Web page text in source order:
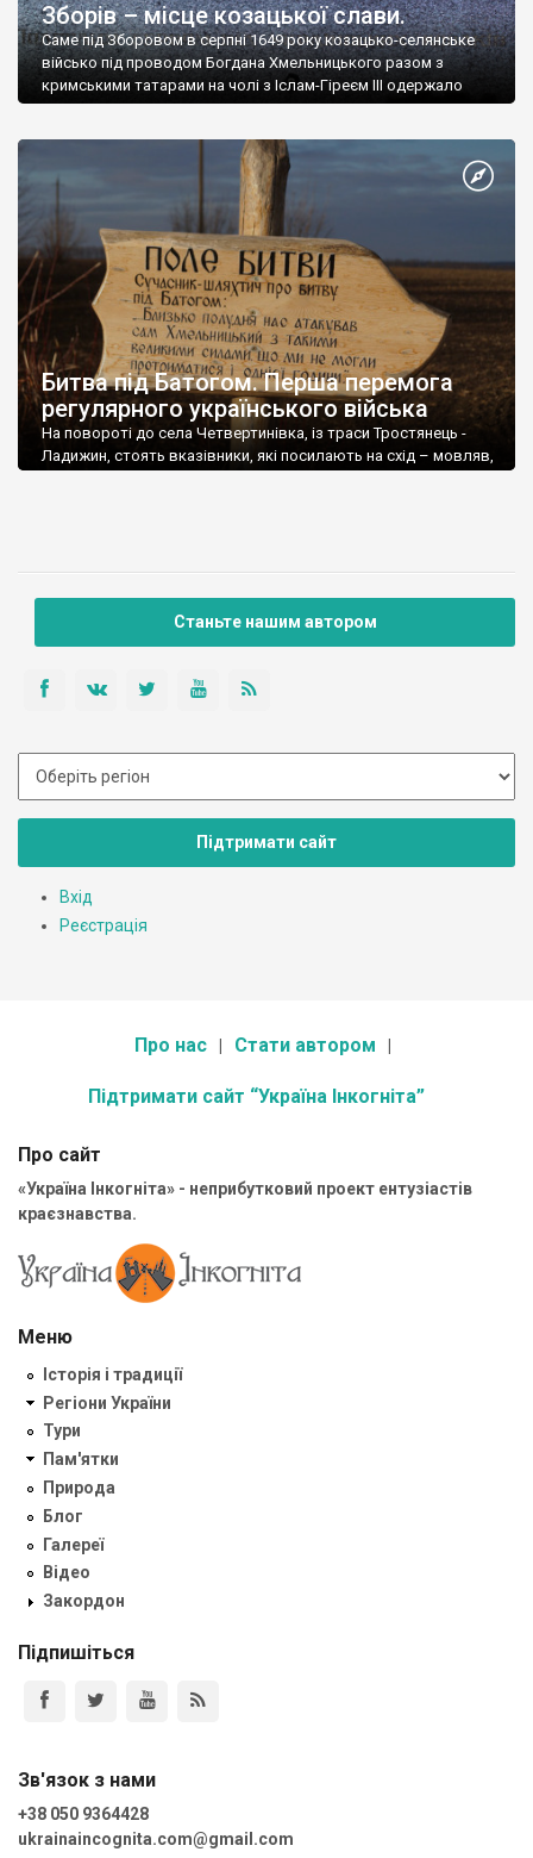
Зборів – місце козацької слави.
Саме під Зборовом в серпні 1649 року козацько-селянське
військо під проводом Богдана Хмельницького разом з
кримськими татарами на чолі з Іслам-Гіреєм ІІІ одержало
одну з гучних перемог над кор
Битва під Батогом. Перша перемога
регулярного українського війська
На повороті до села Четвертинівка, із траси Тростянець -
Ладижин, стоять вказівники, які посилають на схід – мовляв,
Станьте нашим автором
Підтримати сайт
Вхід
Реєстрація
Про нас Стати автором
Підтримати сайт “Україна Інкогніта”
Про сайт
«Україна Інкогніта» - неприбутковий проект ентузіастів
краєзнавства.
Меню
Історія і традиції
Регіони України
Тури
Пам'ятки
Природа
Блог
Галереї
Відео
Закордон
Підпишіться
Зв'язок з нами
+38 050 9364428
ukrainaincognita.com@gmail.com